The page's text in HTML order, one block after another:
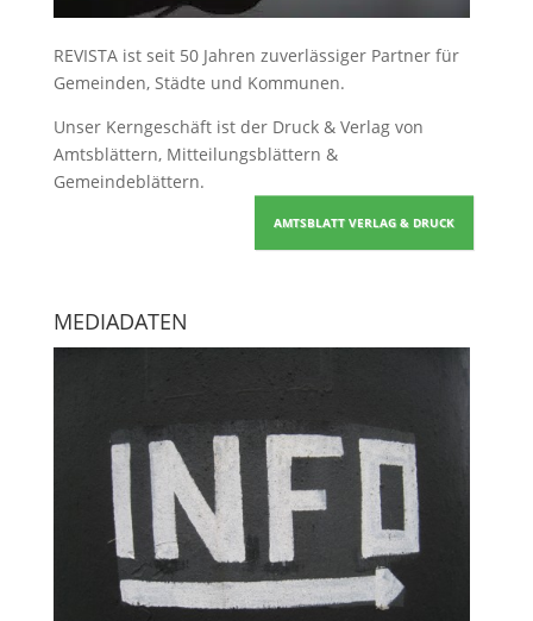
REVISTA ist seit 50 Jahren zuverlässiger Partner für
Gemeinden, Städte und Kommunen.
Unser Kerngeschäft ist der Druck & Verlag von
Amtsblättern, Mitteilungsblättern &
Gemeindeblättern.
AMTSBLATT VERLAG & DRUCK
MEDIADATEN